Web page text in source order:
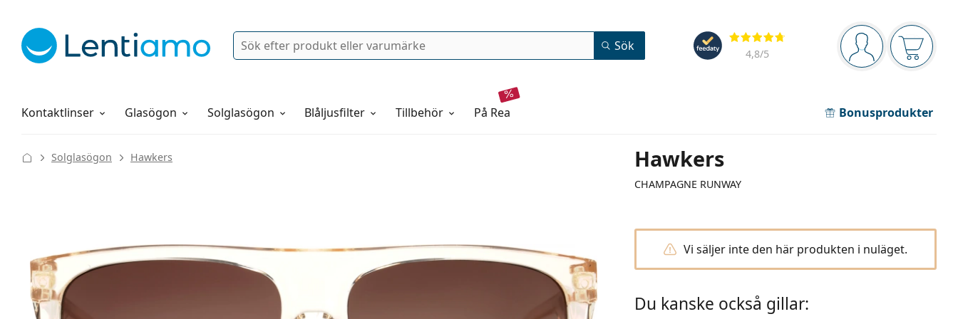
Navigeringsmeny
Du är inloggad
Recensioner
4,8/5
Sök Sök
Kontaktlinser
Linsvätskor Glasögon Solglasögon Blåljusfilter Tillbehör på rea Bonusprodukter
Allt om att handla hos oss
Hawkers
CHAMPAGNE RUNWAY
Solglasögon Hawkers
Vi säljer inte den här produkten i nuläget.
Du kanske också gillar: